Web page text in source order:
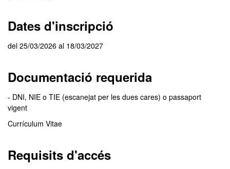
Dates d'inscripció
del 25/03/2026 al 18/03/2027
Documentació requerida
- DNI, NIE o TIE (escanejat per les dues cares) o passaport
vigent
Currículum Vitae
Requisits d'accés